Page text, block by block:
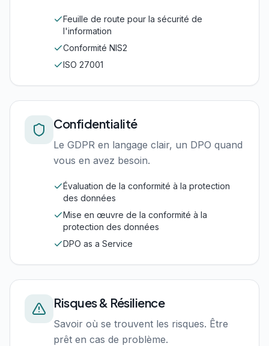
Feuille de route pour la sécurité de
l'information
Conformité NIS2
ISO 27001
Confidentialité
Le GDPR en langage clair, un DPO quand
vous en avez besoin.
Évaluation de la conformité à la protection
des données
Mise en œuvre de la conformité à la
protection des données
DPO as a Service
Risques & Résilience
Savoir où se trouvent les risques. Être
prêt en cas de problème.